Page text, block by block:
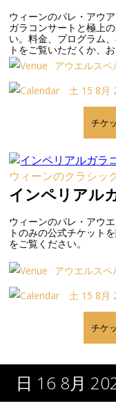
ウィーンのパレ・アウ
ガラコンサートと極上
い。料金、プログラム
トをご覧いただくか、
アウエルスペ
土 15 8月
チケ
ウィーンのクラシッ
インペリアル
ウィーンのパレ・アウ
トのみの公式チケット
をご覧ください。
アウエルスペ
土 15 8月
チケ
日 16 8月